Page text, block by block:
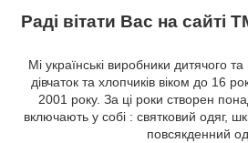
Раді вітати Вас на
Мі українські виробники дитячого та
дівчаток та хлопчиків віком до 16
2001 року. За ці роки створен
включають у собі : святковий одяг,
повсякденний